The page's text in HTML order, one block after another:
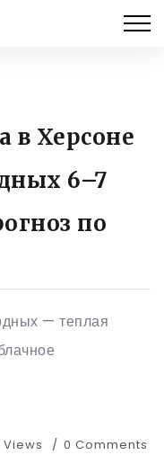
в Херсоне
6–7
по
— теплая
Views 0 Comments